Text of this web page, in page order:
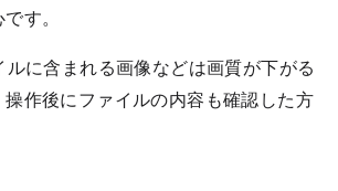
す。
ルに含まれる画像などは画質が下がる
作後にファイルの内容も確認した方